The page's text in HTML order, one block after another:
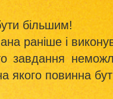
більшим!
раніше і
завдання
якого повинна